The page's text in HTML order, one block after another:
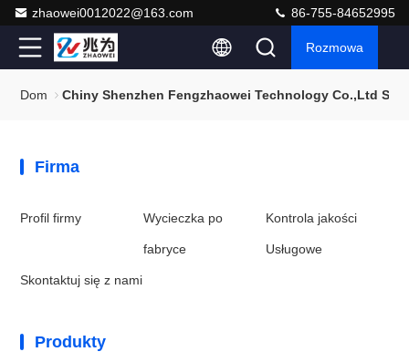
zhaowei0012022@163.com 86-755-84652995
Rozmowa
Dom Chiny Shenzhen Fengzhaowei Technology Co.,Ltd
Firma
Profil firmy Wycieczka po
fabryce
Kontrola jakości
Usługowe
Skontaktuj się z nami
Produkty